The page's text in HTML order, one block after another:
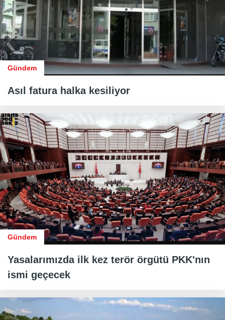
Gündem
Asıl fatura halka kesiliyor
Gündem
Yasalarımızda ilk kez terör örgütü PKK'nın
ismi geçecek